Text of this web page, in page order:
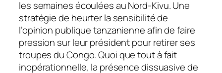
les semaines écoulées au Nord-Kivu. Une
stratégie de heurter la sensibilité de
l’opinion publique tanzanienne afin de faire
pression sur leur président pour retirer ses
troupes du Congo. Quoi que tout à fait
inopérationnelle, la présence dissuasive de